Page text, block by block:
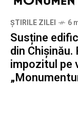
ȘTIRILE ZILEI 6
Susține
din
impozitul pe